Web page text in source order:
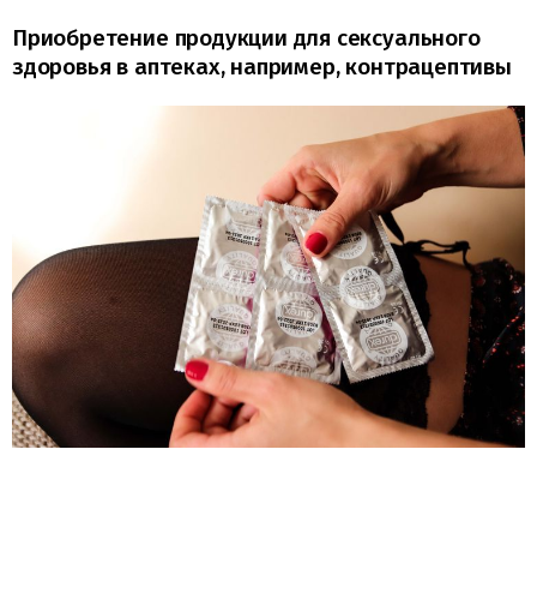
Приобретение продукции для сексуального
здоровья в аптеках, например, контрацептивы